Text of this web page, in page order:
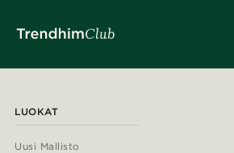
LUOKAT
Uusi Mallisto